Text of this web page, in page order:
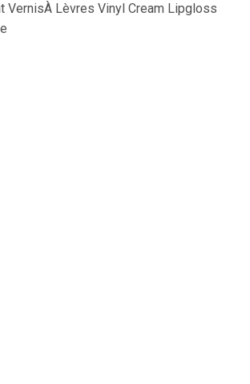
VernisÀ Lèvres Vinyl Cream Lipgloss